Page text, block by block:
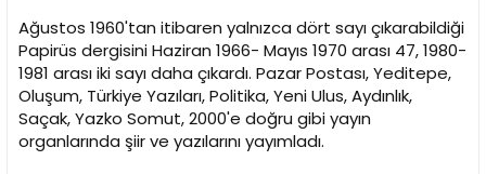
Ağustos 1960'tan itibaren yalnızca dört sayı çıkarabildiği
Papirüs dergisini Haziran 1966- Mayıs 1970 arası 47, 1980-
1981 arası iki sayı daha çıkardı. Pazar Postası, Yeditepe,
Oluşum, Türkiye Yazıları, Politika, Yeni Ulus, Aydınlık,
Saçak, Yazko Somut, 2000'e doğru gibi yayın
organlarında şiir ve yazılarını yayımladı.